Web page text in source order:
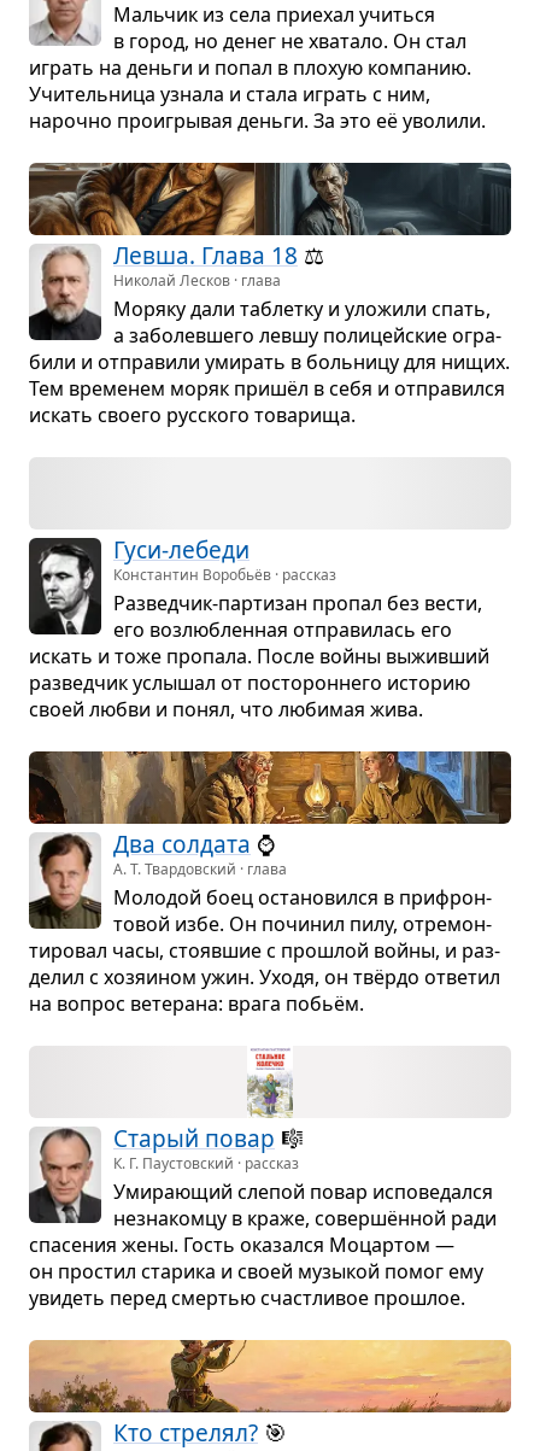
Маль­чик из села при­е­хал учиться
в город, но денег не хва­тало. Он стал
играть на деньги и попал в плохую ком­па­нию.
Учи­тель­ница узнала и стала играть с ним,
нарочно про­игры­вая деньги. За это её уво­лили.
Левша. Глава 18 ⚖️
Николай Лесков · глава
Моряку дали таблетку и уло­жили спать,
а забо­лев­шего левшу поли­цейские огра­
били и отпра­вили уми­рать в боль­ницу для нищих.
Тем вре­ме­нем моряк пришёл в себя и отпра­вился
искать сво­его рус­ского това­рища.
Гуси-лебеди
Константин Воробьёв · рассказ
Раз­вед­чик-пар­ти­зан про­пал без вести,
его воз­люб­лен­ная отпра­ви­лась его
искать и тоже про­пала. После войны выжив­ший
раз­вед­чик услы­шал от посто­рон­него исто­рию
своей любви и понял, что люби­мая жива.
Два сол­дата ⌚
А. Т. Твардовский · глава
Моло­дой боец оста­но­вился в при­фрон­
то­вой избе. Он почи­нил пилу, отре­мон­
ти­ро­вал часы, сто­яв­шие с про­шлой войны, и раз­
де­лил с хозя­и­ном ужин. Уходя, он твёрдо отве­тил
на вопрос вете­рана: врага побьём.
Ста­рый повар 🎼
К. Г. Паустовский · рассказ
Уми­ра­ю­щий сле­пой повар испо­ве­дался
незна­комцу в краже, совер­шён­ной ради
спа­се­ния жены. Гость ока­зался Моцар­том —
он про­стил ста­рика и своей музы­кой помог ему
уви­деть перед смер­тью счаст­ли­вое про­шлое.
Кто стре­лял? 🎯